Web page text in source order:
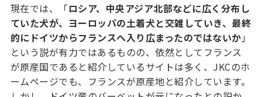
現在では、「ロシア、中央アジア北部などに広く分布し
ていた犬が、ヨーロッパの土着犬と交雑していき、最終
的にドイツからフランスへ入り広まったのではないか 」
という説が有力ではあるものの、依然としてフランス
が原産国であると紹介しているサイトは多く、JKCのホ
ームページでも、フランスが原産地と紹介しています。